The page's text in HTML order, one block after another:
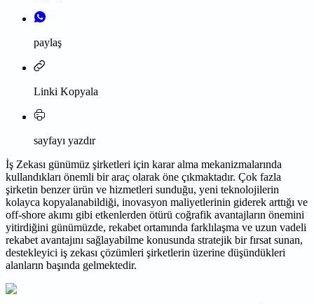
paylaş
Linki Kopyala
sayfayı yazdır
İş Zekası günümüz şirketleri için karar alma mekanizmalarında
kullandıkları önemli bir araç olarak öne çıkmaktadır. Çok fazla
şirketin benzer ürün ve hizmetleri sunduğu, yeni teknolojilerin
kolayca kopyalanabildiği, inovasyon maliyetlerinin giderek arttığı ve
off-shore akımı gibi etkenlerden ötürü coğrafik avantajların önemini
yitirdiğini günümüzde, rekabet ortamında farklılaşma ve uzun vadeli
rekabet avantajını sağlayabilme konusunda stratejik bir fırsat sunan,
destekleyici iş zekası çözümleri şirketlerin üzerine düşündükleri
alanların başında gelmektedir.